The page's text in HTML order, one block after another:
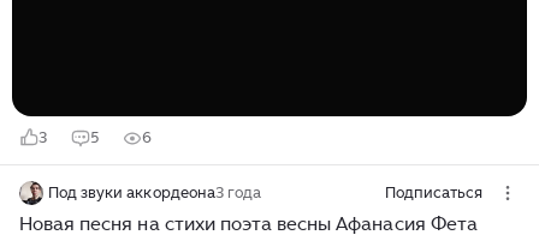
3 5 6
Под звуки аккордеона3 года Подписаться
Новая песня на стихи поэта весны Афанасия Фета